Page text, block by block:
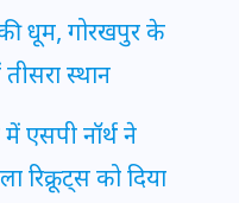
की धूम, गोरखपुर के
स्थान
एसपी नॉर्थ ने
रिक्रूट्स को दिया